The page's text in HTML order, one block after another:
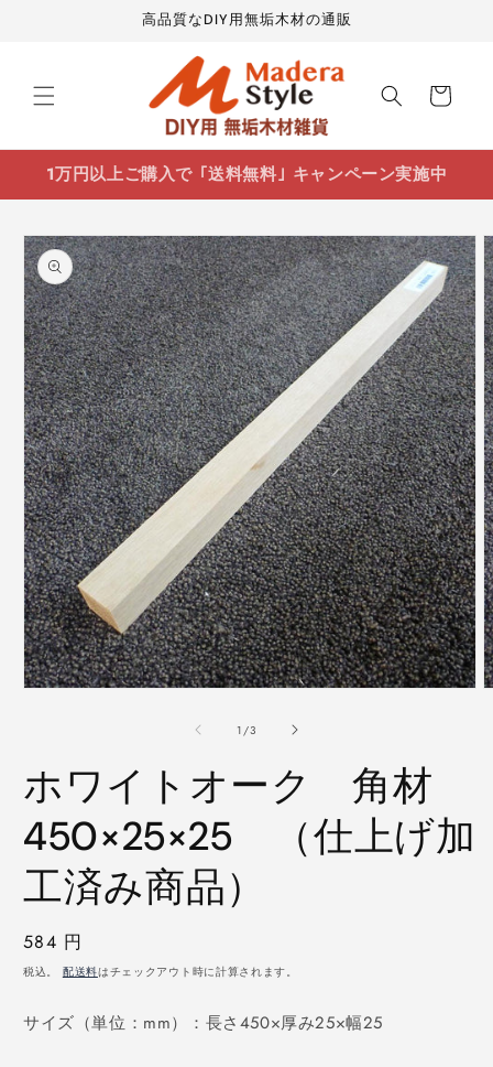
高品質なDIY用無垢木材の通販
ー
1万円以上ご購入で ｢送料無料｣ キャンペーン実施中
商品情
報にス
キップ
で
メ
ィ
(1)
く
1 /の
3
ホワイトオーク 角材
450×25×25 （仕上げ加
工済み商品）
通
常
格
584 円
税込。 配送料はチェックアウト時に計算されます。
サイズ（単位：mm）：長さ450×厚み25×幅25